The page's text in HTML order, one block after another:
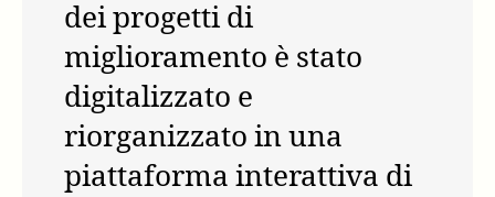
dei progetti di
miglioramento è stato
digitalizzato e
riorganizzato in una
piattaforma interattiva di